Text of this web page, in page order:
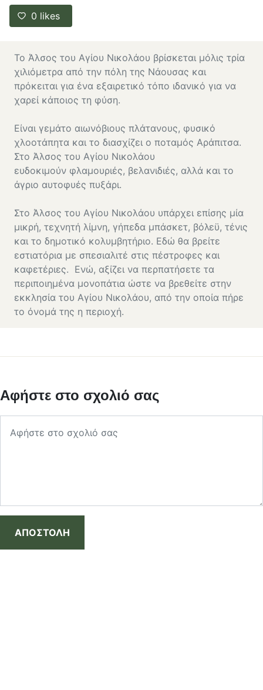
0 likes
Το Άλσος του Αγίου Νικολάου βρίσκεται μόλις τρία
χιλιόμετρα από την πόλη της Νάουσας και
πρόκειται για ένα εξαιρετικό τόπο ιδανικό για να
χαρεί κάποιος τη φύση.
Είναι γεμάτο αιωνόβιους πλάτανους, φυσικό
χλοοτάπητα και το διασχίζει ο ποταμός Αράπιτσα.
Στο Άλσος του Αγίου Νικολάου
ευδοκιμούν φλαμουριές, βελανιδιές, αλλά και το
άγριο αυτοφυές πυξάρι.
Στο Άλσος του Αγίου Νικολάου υπάρχει επίσης μία
μικρή, τεχνητή λίμνη, γήπεδα μπάσκετ, βόλεϋ, τένις
και το δημοτικό κολυμβητήριο. Εδώ θα βρείτε
εστιατόρια με σπεσιαλιτέ στις πέστροφες και
καφετέριες. Ενώ, αξίζει να περπατήσετε τα
περιποιημένα μονοπάτια ώστε να βρεθείτε στην
εκκλησία του Αγίου Νικολάου, από την οποία πήρε
το όνομά της η περιοχή.
Αφήστε στο σχολιό σας
ΑΠΟΣΤΟΛΗ